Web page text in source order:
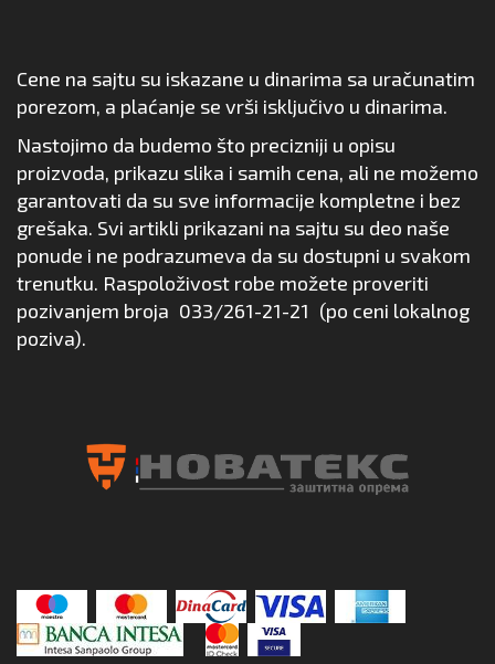
Cene na sajtu su iskazane u dinarima sa uračunatim
porezom, a plaćanje se vrši isključivo u dinarima.
Nastojimo da budemo što precizniji u opisu
proizvoda, prikazu slika i samih cena, ali ne možemo
garantovati da su sve informacije kompletne i bez
grešaka. Svi artikli prikazani na sajtu su deo naše
ponude i ne podrazumeva da su dostupni u svakom
trenutku. Raspoloživost robe možete proveriti
pozivanjem broja 033/261-21-21 (po ceni lokalnog
poziva).